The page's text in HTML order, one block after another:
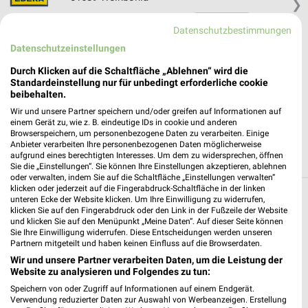
❯
151,88 km • Angebote: 1 Prospekt
REWE Radeburg
01471 Radeburg
Heute 07:00 - 21:00 Uhr | Geschlossen
146,33 km • Angebote: 2 Prospekte
Supermärkte Angebote und Prospekte für
Großenhain
16 Prospekte
Kaufland nahkauf
Datenschutzbestimmungen
Datenschutzeinstellungen
Durch Klicken auf die Schaltfläche „Ablehnen“ wird die
Standardeinstellung nur für unbedingt erforderliche cookie
beibehalten.
Wir und unsere Partner speichern und/oder greifen auf Informationen auf
einem Gerät zu, wie z. B. eindeutige IDs in cookie und anderen
Browserspeichern, um personenbezogene Daten zu verarbeiten. Einige
Anbieter verarbeiten Ihre personenbezogenen Daten möglicherweise
aufgrund eines berechtigten Interesses. Um dem zu widersprechen, öffnen
Sie die „Einstellungen“. Sie können Ihre Einstellungen akzeptieren, ablehnen
oder verwalten, indem Sie auf die Schaltfläche „Einstellungen verwalten“
klicken oder jederzeit auf die Fingerabdruck-Schaltfläche in der linken
unteren Ecke der Website klicken. Um Ihre Einwilligung zu widerrufen,
klicken Sie auf den Fingerabdruck oder den Link in der Fußzeile der Website
und klicken Sie auf den Menüpunkt „Meine Daten“. Auf dieser Seite können
Sie Ihre Einwilligung widerrufen. Diese Entscheidungen werden unseren
Partnern mitgeteilt und haben keinen Einfluss auf die Browserdaten.
Wir und unsere Partner verarbeiten Daten, um die Leistung der
Website zu analysieren und Folgendes zu tun:
Speichern von oder Zugriff auf Informationen auf einem Endgerät.
Verwendung reduzierter Daten zur Auswahl von Werbeanzeigen. Erstellung